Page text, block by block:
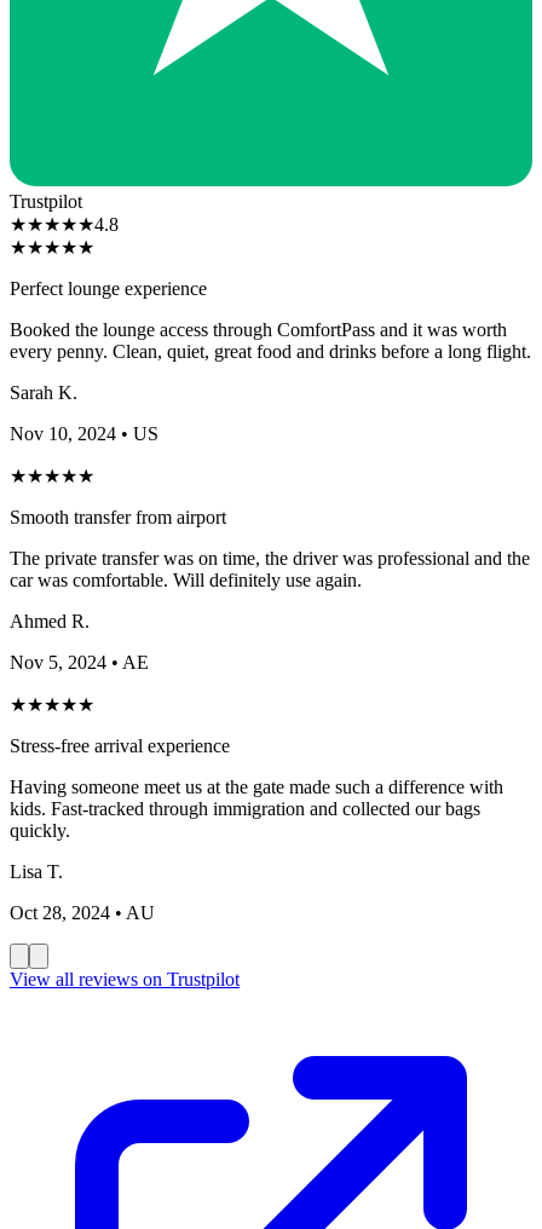
Trustpilot
★★★★★4.8
★★★★★
Perfect lounge experience
Booked the lounge access through ComfortPass and it was worth
every penny. Clean, quiet, great food and drinks before a long flight.
Sarah K.
Nov 10, 2024 • US
★★★★★
Smooth transfer from airport
The private transfer was on time, the driver was professional and the
car was comfortable. Will definitely use again.
Ahmed R.
Nov 5, 2024 • AE
★★★★★
Stress-free arrival experience
Having someone meet us at the gate made such a difference with
kids. Fast-tracked through immigration and collected our bags
quickly.
Lisa T.
Oct 28, 2024 • AU
View all reviews on Trustpilot